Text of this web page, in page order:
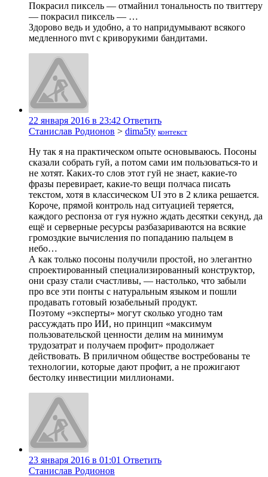
Покрасил пиксель — отмайнил тональность по твиттеру
— покрасил пиксель — …
Здорово ведь и удобно, а то напридумывают всякого
медленного mvt с криворукими бандитами.
22 января 2016 в 23:42 Ответить
Станислав Родионов > dima5ty контекст
Ну так я на практическом опыте основываюсь. Посоны
сказали собрать гуй, а потом сами им пользоваться-то и
не хотят. Каких-то слов этот гуй не знает, какие-то
фразы перевирает, какие-то вещи полчаса писать
текстом, хотя в классическом UI это в 2 клика решается.
Короче, прямой контроль над ситуацией теряется,
каждого респонза от гуя нужно ждать десятки секунд, да
ещё и серверные ресурсы разбазариваются на всякие
громоздкие вычисления по попаданию пальцем в
небо…
А как только посоны получили простой, но элегантно
спроектированный специализированный конструктор,
они сразу стали счастливы, — настолько, что забыли
про все эти понты с натуральным языком и пошли
продавать готовый юзабельный продукт.
Поэтому «эксперты» могут сколько угодно там
рассуждать про ИИ, но принцип «максимум
пользовательской ценности делим на минимум
трудозатрат и получаем профит» продолжает
действовать. В приличном обществе востребованы те
технологии, которые дают профит, а не прожигают
бестолку инвестиции миллионами.
23 января 2016 в 01:01 Ответить
Станислав Родионов